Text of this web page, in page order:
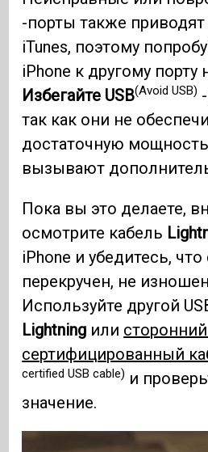
-порты также
iTunes, поэтому
iPhone к другому
Избегайте USB(Avoid USB)
так как они не
достаточную
вызывают
Пока вы это делаете,
осмотрите кабель
iPhone и убедитесь, что
перекручен, не
Используйте другой
Lightning или
сертифицированный
certified USB cable) и
значение.